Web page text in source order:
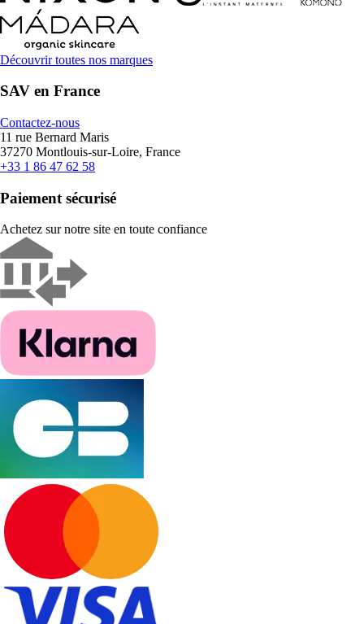
Découvrir toutes nos marques
SAV en France
Contactez-nous
11 rue Bernard Maris
37270 Montlouis-sur-Loire, France
+33 1 86 47 62 58
Paiement sécurisé
Achetez sur notre site en toute confiance